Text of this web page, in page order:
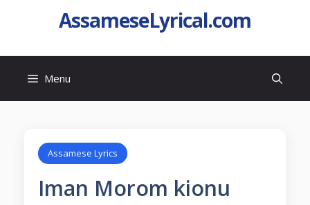
AssameseLyrical.com
Menu
Assamese Lyrics
Iman Morom kionu